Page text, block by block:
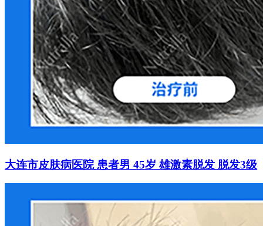
大连市皮肤病医院 患者男 45岁 雄激素脱发 脱发3级